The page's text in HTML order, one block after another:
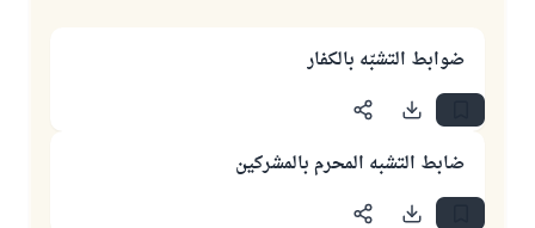
ضوابط التشبّه بالكفار
ضابط التشبه المحرم بالمشركين